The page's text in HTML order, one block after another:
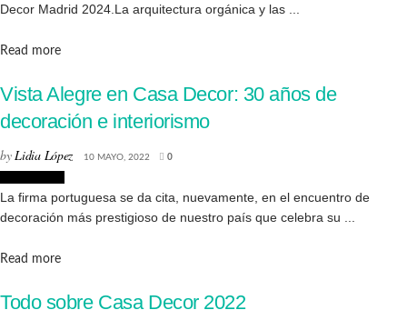
Decor Madrid 2024.La arquitectura orgánica y las ...
Read moreDetails
Vista Alegre en Casa Decor: 30 años de
decoración e interiorismo
byLidia López 10 MAYO, 2022 0
La firma portuguesa se da cita, nuevamente, en el encuentro de
decoración más prestigioso de nuestro país que celebra su ...
Read moreDetails
Todo sobre Casa Decor 2022